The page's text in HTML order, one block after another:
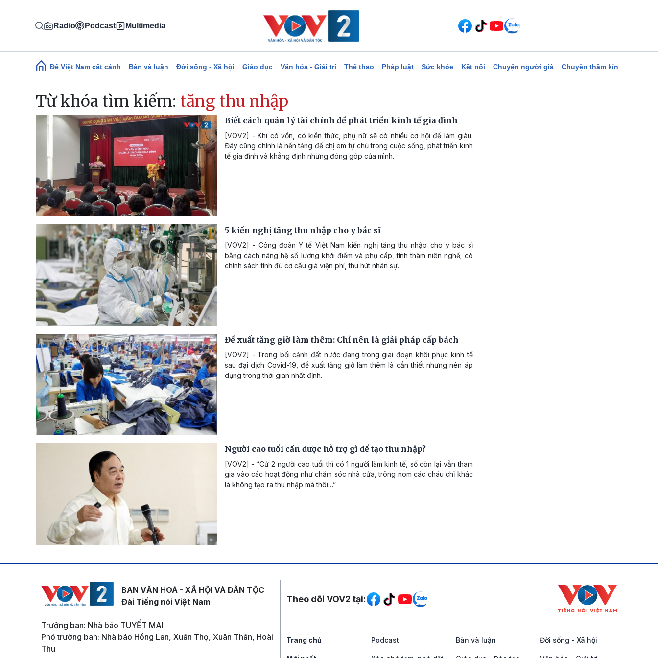
Radio Podcast Multimedia
Main navigation
Để Việt Nam cất cánh Bàn và luận Đời sống - Xã hội Giáo dục Văn hóa - Giải trí Thể thao Pháp luật Sức khỏe Kết nối Chuyện người già Chuyện thầm kín
Từ khóa tìm kiếm: tăng thu nhập
Biết cách quản lý tài chính để phát triển kinh tế gia đình
[VOV2] - Khi có vốn, có kiến thức, phụ nữ sẽ có nhiều cơ hội để làm giàu.
Đây cũng chính là nền tảng để chị em tự chủ trong cuộc sống, phát triển kinh
tế gia đình và khẳng định những đóng góp của mình.
5 kiến nghị tăng thu nhập cho y bác sĩ
[VOV2] - Công đoàn Y tế Việt Nam kiến nghị tăng thu nhập cho y bác sĩ
bằng cách nâng hệ số lương khởi điểm và phụ cấp, tính thâm niên nghề; có
chính sách tính đủ cơ cấu giá viện phí, thu hút nhân sự.
Đề xuất tăng giờ làm thêm: Chỉ nên là giải pháp cấp bách
[VOV2] - Trong bối cảnh đất nước đang trong giai đoạn khôi phục kinh tế
sau đại dịch Covid-19, đề xuất tăng giờ làm thêm là cần thiết nhưng nên áp
dụng trong thời gian nhất định.
Người cao tuổi cần được hỗ trợ gì để tạo thu nhập?
[VOV2] - “Cứ 2 người cao tuổi thì có 1 người làm kinh tế, số còn lại vẫn tham
gia vào các hoạt động như chăm sóc nhà cửa, trông nom các cháu chỉ khác
là không tạo ra thu nhập mà thôi…”
BAN VĂN HOÁ - XÃ HỘI VÀ DÂN TỘC
Đài Tiếng nói Việt Nam
Trưởng ban: Nhà báo TUYẾT MAI
Phó trưởng ban: Nhà báo Hồng Lan, Xuân Thọ, Xuân Thân, Hoài
Thu
Mạng xã hội
Theo dõi VOV2 tại:
Trang chủ Podcast Bàn và luận Đời sống - Xã hội